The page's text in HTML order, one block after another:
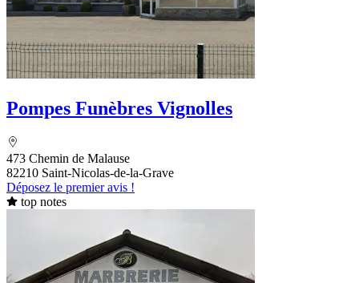
Pompes Funèbres Vignolles
473 Chemin de Malause
82210 Saint-Nicolas-de-la-Grave
Déposez le premier avis !
top notes